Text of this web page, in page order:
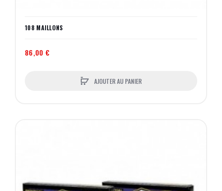
108 MAILLONS
86,00 €
AJOUTER AU PANIER